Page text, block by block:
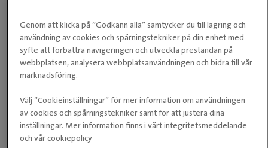
LEG. VETERINÄR
Anna Arvill
Genom att klicka på ”Godkänn alla” samtycker du till lagring och
användning av cookies och spårningstekniker på din enhet med
syfte att förbättra navigeringen och utveckla prestandan på
webbplatsen, analysera webbplatsanvändningen och bidra till vår
marknadsföring.
Välj ”Cookieinställningar” för mer information om användningen
av cookies och spårningstekniker samt för att justera dina
inställningar. Mer information finns i vårt integritetsmeddelande
och vår cookiepolicy